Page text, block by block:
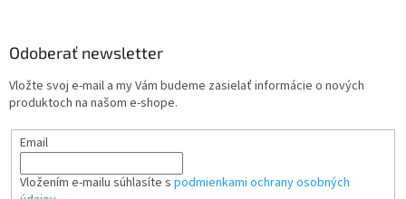
Odoberať newsletter
Vložte svoj e-mail a my Vám budeme zasielať informácie o nových
produktoch na našom e-shope.
Email
Vložením e-mailu súhlasíte s podmienkami ochrany osobných